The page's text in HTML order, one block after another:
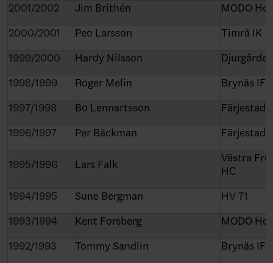
2001/2002
Jim Brithén
MODO
2000/2001
Peo Larsson
Timrå IK
1999/2000
Hardy Nilsson
1998/1999
Roger Melin
Brynäs IF
1997/1998
Bo Lennartsson
Färjestads
1996/1997
Per Bäckman Färjestads
1995/1996 Lars Falk
Västra
HC
1994/1995
Sune Bergman
HV 71
1993/1994
Kent Forsberg
MODO
1992/1993
Tommy Sandlin
Brynäs IF